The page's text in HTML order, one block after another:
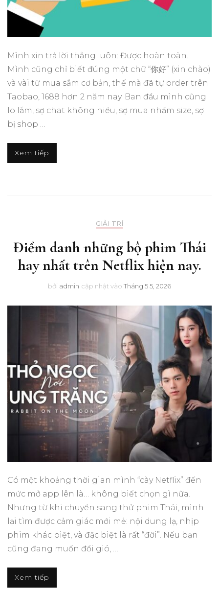
Mình xin trả lời thẳng luôn: Được hoàn toàn.
Mình cũng chỉ biết đúng một chữ “你好” (xin chào)
và vài từ mua sắm cơ bản, thế mà đã tự order trên
Taobao, 1688 hơn 2 năm nay. Ban đầu mình cũng
lo lắm, sợ chat không hiểu, sợ mua nhầm size, sợ
bị shop …
Xem tiếp
GIẢI TRÍ
Điểm danh những bộ phim Thái
hay nhất trên Netflix hiện nay.
bởi admin cập nhật vào Tháng 5 5, 2026
Có một khoảng thời gian mình “cày Netflix” đến
mức mở app lên là… không biết chọn gì nữa.
Nhưng từ khi chuyển sang thử phim Thái, mình
lại tìm được cảm giác mới mẻ: nội dung lạ, nhịp
phim khác biệt, và đặc biệt là rất “đời”. Nếu bạn
cũng đang muốn đổi gió, …
Xem tiếp